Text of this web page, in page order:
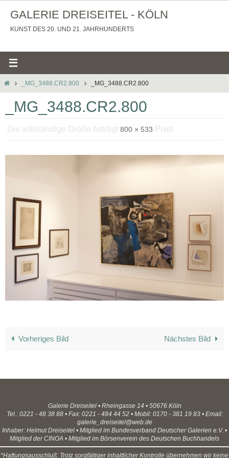
Inhalt
springen
GALERIE DREISEITEL - KÖLN
KUNST DES 20. UND 21. JAHRHUNDERTS
STARTSEITE
_MG_3488.CR2.800 _MG_3488.CR2.800
_MG_3488.CR2.800
Die vollständige Größe beträgt 800 × 533 Pixel
Vorheriges Bild Nächstes Bild
Galerie Dreiseitel • Rheingasse 14 • 50676 Köln
Tel.: 0221 - 48 38 88 • Fax: 0221 - 484 44 52 • Mobil: 0170 - 381 19 83 • Email:
galerie_dreiseitel@web.de
Inhaber: Helmut Dreiseitel • Mitglied im Bundesverband Deutscher Galerien e.V. •
Mitglied der CINOA • Mitglied im Börsenverein des Deutschen Buchhandels
*Haftungsausschluß: Trotz sorgfältiger inhaltlicher Kontrolle übernehmen wir keine